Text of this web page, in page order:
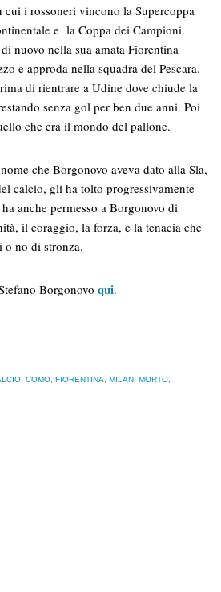
i rossoneri vincono la Supercoppa
e la Coppa dei Campioni.
nuovo nella sua amata Fiorentina
e approda nella squadra del Pescara.
di rientrare a Udine dove chiude la
senza gol per ben due anni. Poi
che era il mondo del pallone.
che Borgonovo aveva dato alla Sla,
calcio, gli ha tolto progressivamente
anche permesso a Borgonovo di
il coraggio, la forza, e la tenacia che
o no di stronza.
Borgonovo qui.
COMO FIORENTINA MILAN MORTO